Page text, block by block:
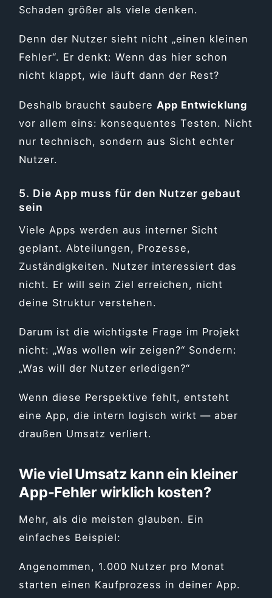
Schaden größer als viele denken.
Denn der Nutzer sieht nicht „einen kleinen
Fehler“. Er denkt: Wenn das hier schon
nicht klappt, wie läuft dann der Rest?
Deshalb braucht saubereApp Entwicklung
vor allem eins: konsequentes Testen. Nicht
nur technisch, sondern aus Sicht echter
Nutzer.
5. Die App muss für den Nutzer gebaut
sein
Viele Apps werden aus interner Sicht
geplant. Abteilungen, Prozesse,
Zuständigkeiten. Nutzer interessiert das
nicht. Er will sein Ziel erreichen, nicht
deine Struktur verstehen.
Darum ist die wichtigste Frage im Projekt
nicht: „Was wollen wir zeigen?“ Sondern:
„Was will der Nutzer erledigen?“
Wenn diese Perspektive fehlt, entsteht
eine App, die intern logisch wirkt — aber
draußen Umsatz verliert.
Wie viel Umsatz kann ein kleiner
App-Fehler wirklich kosten?
Mehr, als die meisten glauben. Ein
einfaches Beispiel:
Angenommen, 1.000 Nutzer pro Monat
starten einen Kaufprozess in deiner App.